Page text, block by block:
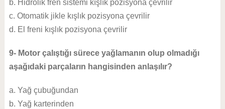
b. Hidrolik fren sistemi kışlık pozisyona çevrilir
c. Otomatik jikle kışlık pozisyona çevrilir
d. El freni kışlık pozisyona çevrilir
9- Motor çalıştığı sürece yağlamanın olup olmadığı
aşağıdaki parçaların hangisinden anlaşılır?
a. Yağ çubuğundan
b. Yağ karterinden